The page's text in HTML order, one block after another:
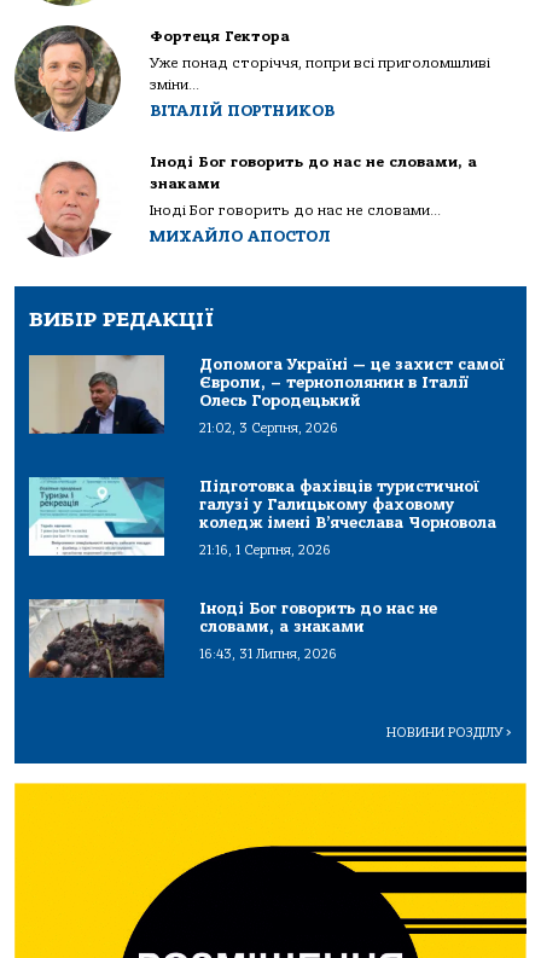
Фортеця Гектора
Уже понад сторіччя, попри всі приголомшливі
зміни...
ВІТАЛІЙ ПОРТНИКОВ
Іноді Бог говорить до нас не словами, а
знаками
Іноді Бог говорить до нас не словами...
МИХАЙЛО АПОСТОЛ
ВИБІР РЕДАКЦІЇ
Допомога Україні — це захист самої
Європи, – тернополянин в Італії
Олесь Городецький
21:02, 3 Серпня, 2026
Підготовка фахівців туристичної
галузі у Галицькому фаховому
коледж імені В’ячеслава Чорновола
21:16, 1 Серпня, 2026
Іноді Бог говорить до нас не
словами, а знаками
16:43, 31 Липня, 2026
НОВИНИ РОЗДІЛУ>